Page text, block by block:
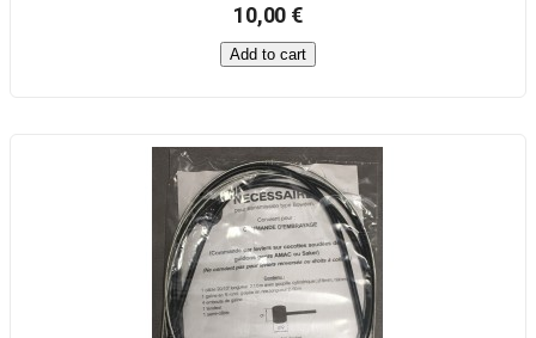
10,00 €
Add to cart